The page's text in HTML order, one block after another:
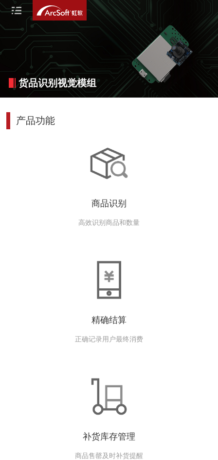
货品识别视觉模组
产品功能
商品识别
高效识别商品和数量
精确结算
正确记录用户最终消费
补货库存管理
商品售罄及时补货提醒